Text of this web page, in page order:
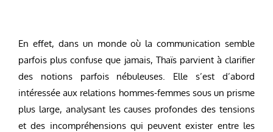
En effet, dans un monde où la communication semble
parfois plus confuse que jamais, Thaïs parvient à clarifier
des notions parfois nébuleuses. Elle s’est d’abord
intéressée aux relations hommes-femmes sous un prisme
plus large, analysant les causes profondes des tensions
et des incompréhensions qui peuvent exister entre les